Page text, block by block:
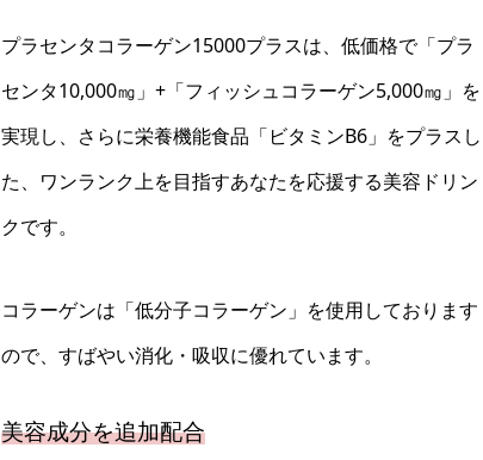
プラセンタコラーゲン15000プラスは、低価格で「プラ
センタ10,000㎎」+「フィッシュコラーゲン5,000㎎」を
実現し、さらに栄養機能食品「ビタミンB6」をプラスし
た、ワンランク上を目指すあなたを応援する美容ドリン
クです。
コラーゲンは「低分子コラーゲン」を使用しております
ので、すばやい消化・吸収に優れています。
美容成分を追加配合